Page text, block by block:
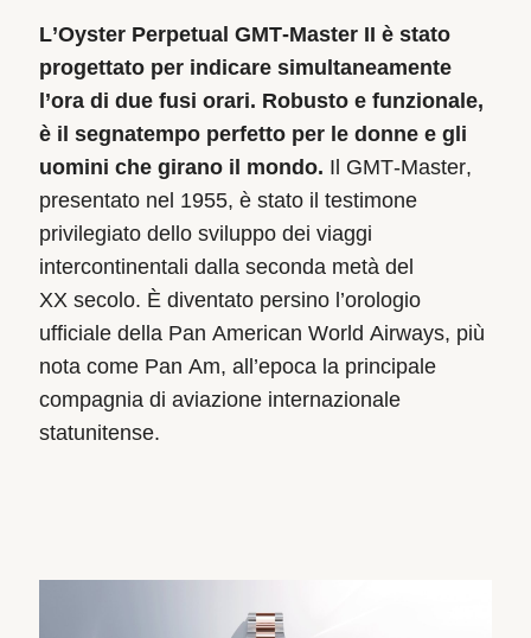
L’Oyster Perpetual GMT‑Master II è stato
progettato per indicare simultaneamente
l’ora di due fusi orari. Robusto e funzionale,
è il segnatempo perfetto per le donne e gli
uomini che girano il mondo. Il GMT‑Master,
presentato nel 1955, è stato il testimone
privilegiato dello sviluppo dei viaggi
intercontinentali dalla seconda metà del
XX secolo. È diventato persino l’orologio
ufficiale della Pan American World Airways, più
nota come Pan Am, all’epoca la principale
compagnia di aviazione internazionale
statunitense.